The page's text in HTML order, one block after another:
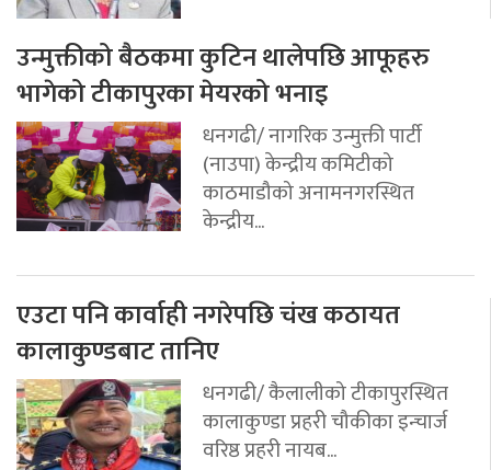
उन्मुक्तीको बैठकमा कुटिन थालेपछि आफूहरु
भागेको टीकापुरका मेयरको भनाइ
धनगढी/ नागरिक उन्मुक्ती पार्टी
(नाउपा) केन्द्रीय कमिटीको
काठमाडौको अनामनगरस्थित
केन्द्रीय...
एउटा पनि कार्वाही नगरेपछि चंख कठायत
कालाकुण्डबाट तानिए
धनगढी/ कैलालीको टीकापुरस्थित
कालाकुण्डा प्रहरी चौकीका इन्चार्ज
वरिष्ठ प्रहरी नायब...